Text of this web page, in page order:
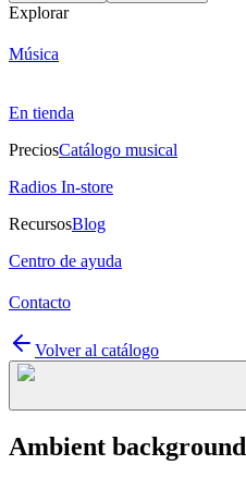
Explorar
Música
En tienda
PreciosCatálogo musical
Radios In-store
RecursosBlog
Centro de ayuda
Contacto
Volver al catálogo
Ambient background